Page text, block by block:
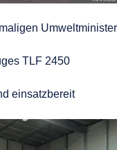
Umweltminister
TLF 2450
einsatzbereit